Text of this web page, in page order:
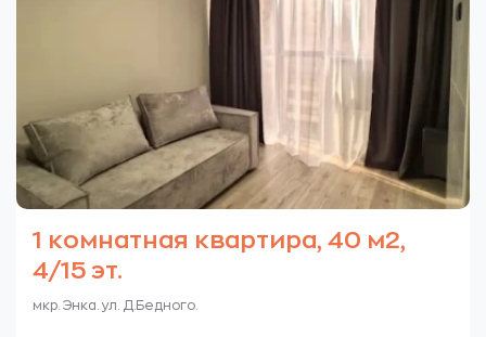
1 комнатная квартира, 40 м2,
4/15 эт.
мкр. Энка. ул. Д.Бедного.